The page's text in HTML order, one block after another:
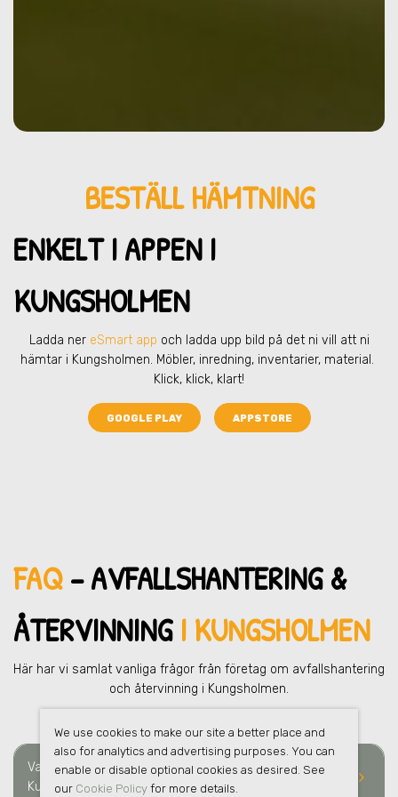
BESTÄLL HÄMTNING
ENKELT I APPEN I
KUNGSHOLMEN
Ladda ner eSmart app och ladda upp bild på det ni vill att ni
hämtar i Kungsholmen. Möbler, inredning, inventarier, material.
Klick, klick, klart!
GOOGLE PLAY APPSTORE
FAQ– AVFALLSHANTERING &
ÅTERVINNING I KUNGSHOLMEN
Här har vi samlat vanliga frågor från företag om avfallshantering
och återvinning i Kungsholmen.
keyboard_arrow_right
Vad ingår i en helhetslösning för avfallshantering i
Kungsholmen?
We use cookies to make our site a better place and
also for analytics and advertising purposes. You can
enable or disable optional cookies as desired. See
our Cookie Policyfor more details.